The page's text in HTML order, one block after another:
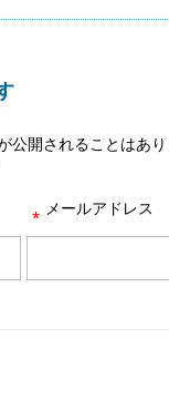
公開されることはあり
メールアドレス
*